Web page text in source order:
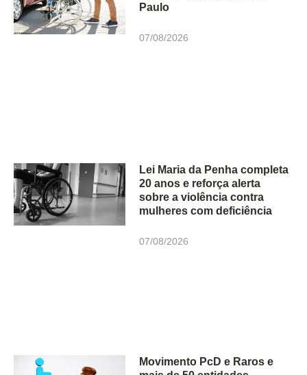
Paulo
07/08/2026
Lei Maria da Penha completa
20 anos e reforça alerta
sobre a violência contra
mulheres com deficiência
07/08/2026
Movimento PcD e Raros e